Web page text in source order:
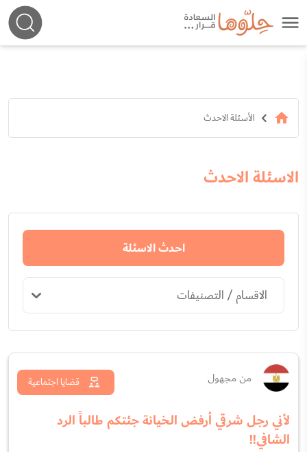
الأسئلة الاحدث
الاسئلة الاحدث
احدث الاسئلة
الاقسام / التصنيفات
من مجهول
لأني رجل شرقي أرفض الخيانة جئتكم طالباً الرد
الشافي!!
قضايا اجتماعية